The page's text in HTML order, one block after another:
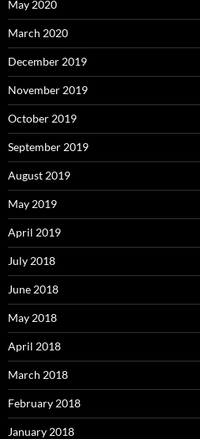
May 2020
March 2020
December 2019
November 2019
October 2019
September 2019
August 2019
May 2019
April 2019
July 2018
June 2018
May 2018
April 2018
March 2018
February 2018
January 2018